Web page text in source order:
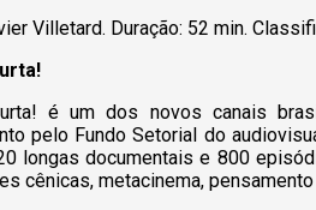
Villetard. Duração: 52 min.
é um dos novos canais
pelo Fundo Setorial do
longas documentais e 800
cênicas, metacinema,